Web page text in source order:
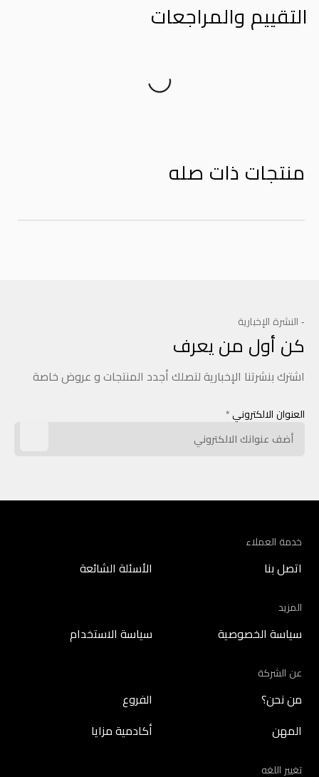
التقييم والمراجعات
منتجات ذات صله
- النشرة الإخبارية
كن أول من يعرف
اشترك بنشرتنا الإخبارية لتصلك أجدد المنتجات و عروض خاصة
العنوان الالكتروني *
خدمة العملاء
اتصل بنا الأسئلة الشائعة
المزيد
سياسة الخصوصية سياسة الاستخدام
عن الشركة
من نحن؟ الفروع
المهن أكادمية مزايا
تغيير اللغه